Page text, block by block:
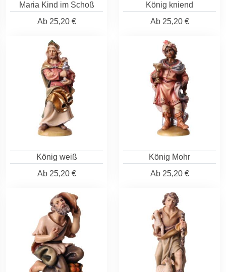
Maria Kind im Schoß
Ab25,20 €
König kniend
Ab25,20 €
König weiß
Ab25,20 €
König Mohr
Ab25,20 €